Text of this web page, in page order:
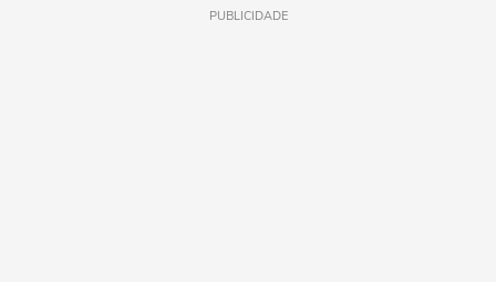
PUBLICIDADE